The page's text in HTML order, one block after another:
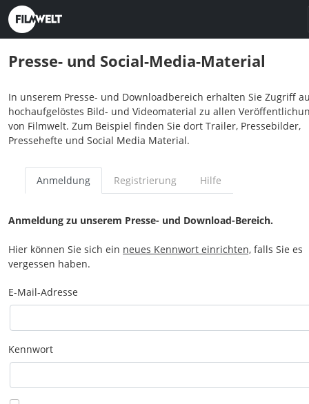
Presse- und Social-Media-Material
In unserem Presse- und Downloadbereich erhalten Sie Zugriff
hochaufgelöstes Bild- und Videomaterial zu allen
von Filmwelt. Zum Beispiel finden Sie dort Trailer, Pressebilder,
Pressehefte und Social Media Material.
Anmeldung Registrierung Hilfe
Anmeldung zu unserem Presse- und Download-Bereich.
Hier können Sie sich ein neues Kennwort einrichten, falls Sie es
vergessen haben.
E-Mail-Adresse
Kennwort